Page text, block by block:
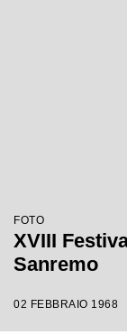
FOTO
XVIII
Sanremo
02 FEBBRAIO 1968